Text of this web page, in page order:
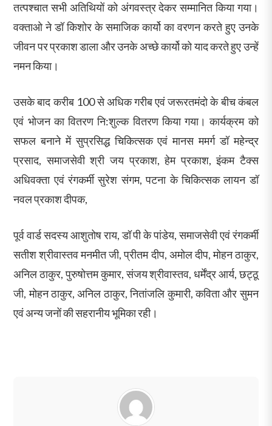
तत्पश्चात सभी अतिथियों को अंगवस्त्र देकर सम्मानित किया गया।
वक्ताओ ने डॉ किशोर के समाजिक कार्यो का वरणन करते हुए उनके
जीवन पर प्रकाश डाला और उनके अच्छे कार्यो को याद करते हुए उन्हें
नमन किया।
उसके बाद करीब 100 से अधिक गरीब एवं जरूरतमंदो के बीच कंबल
एवं भोजन का वितरण नि:शुल्क वितरण किया गया। कार्यक्रम को
सफल बनाने में सुप्रसिद्ध चिकित्सक एवं मानस ममर्ग डॉ महेन्द्र
प्रसाद, समाजसेवी श्री जय प्रकाश, हेम प्रकाश, इंकम टैक्स
अधिवक्ता एवं रंगकर्मी सुरेश संगम, पटना के चिकित्सक लायन डॉ
नवल प्रकाश दीपक,
पूर्व वार्ड सदस्य आशुतोष राय, डॉ पी के पांडेय, समाजसेवी एवं रंगकर्मी
सतीश श्रीवास्तव मनमीत जी, प्रीतम दीप, अमोल दीप, मोहन ठाकुर,
अनिल ठाकुर, पुरुषोत्तम कुमार, संजय श्रीवास्तव, धर्मेंद्र आर्य, छट्ठू
जी, मोहन ठाकुर, अनिल ठाकुर, नितांजलि कुमारी, कविता और सुमन
एवं अन्य जनों की सहरानीय भूमिका रही।